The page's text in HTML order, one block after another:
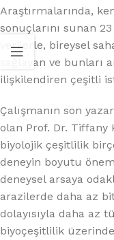
Araştırmalarında,
sonuçlarını sunan
verilerle, bireysel
sağlayan ve bunları
ilişkilendiren çeşitli
Çalışmanın son
olan Prof. Dr. Tiffany
biyolojik çeşitlilik
deneyin boyutu
deneysel arsaya
arazilerde daha az
dolayısıyla daha az
biyoçeşitlilik